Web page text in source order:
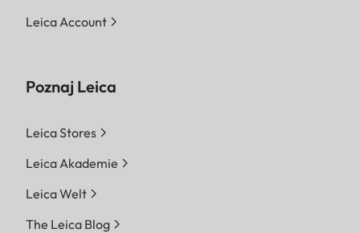
Leica Account
Poznaj Leica
Leica Stores
Leica Akademie
Leica Welt
The Leica Blog